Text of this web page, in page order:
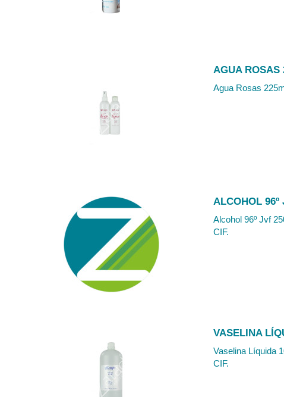
AGUA ROSAS
Agua Rosas
ALCOHOL
Alcohol 96º Jvf
CIF.
VASELINA
Vaselina Líquida
CIF.